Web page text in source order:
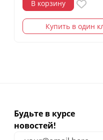
В корзину
Купить в один
Будьте в курсе
новостей!